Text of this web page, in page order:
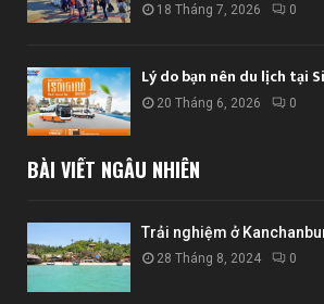
18 Tháng 7, 2026 0
Lý do bạn nên du lịch tại
20 Tháng 6, 2026 0
BÀI VIẾT NGẪU NHIÊN
Trải nghiệm ở
28 Tháng 8, 2024 0